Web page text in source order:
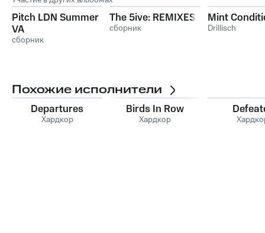
Pitch LDN Summer
VA
сборник
The 5ive: REMIXES
сборник
Mint
Drillisch
Похожие исполнители
Departures
Хардкор
Birds In Row
Хардкор